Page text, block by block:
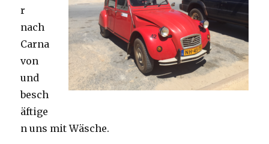
r
nach
Carna
von
und
besch
äftige
n uns mit Wäsche.